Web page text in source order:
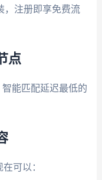
，注册即享免费流
点
能匹配延迟最低的
可以：